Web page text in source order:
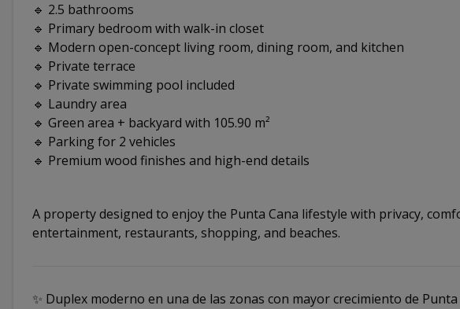
🔹 2.5 bathrooms
🔹 Primary bedroom with walk-in closet
🔹 Modern open-concept living room, dining room, and kitchen
🔹 Private terrace
🔹 Private swimming pool included
🔹 Laundry area
🔹 Green area + backyard with 105.90 m²
🔹 Parking for 2 vehicles
🔹 Premium wood finishes and high-end details
A property designed to enjoy the Punta Cana lifestyle with privacy,
entertainment, restaurants, shopping, and beaches.
✨ Duplex moderno en una de las zonas con mayor crecimiento de Punta